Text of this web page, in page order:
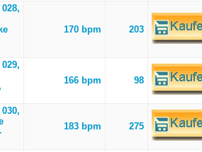
170 bpm 203
166 bpm 98
183 bpm 275